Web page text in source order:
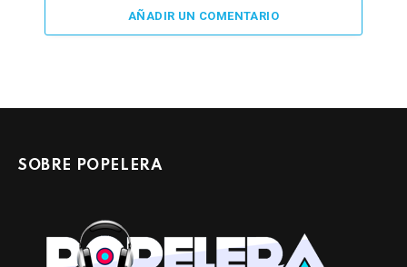
AÑADIR UN COMENTARIO
SOBRE POPELERA